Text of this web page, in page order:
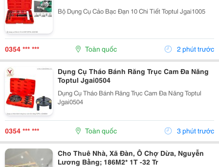
Bộ Dụng Cụ Cảo Bạc Đạn 10 Chi Tiết Toptul Jgai1005
0354 *** *** Toàn quốc 2 phút trước
Dụng Cụ Tháo Bánh Răng Trục Cam Đa Năng
Toptul Jgai0504
Dụng Cụ Tháo Bánh Răng Trục Cam Đa Năng Toptul
Jgai0504
0354 *** *** Toàn quốc 3 phút trước
Cho Thuê Nhà, Xã Đàn, Ô Chợ Dừa, Nguyễn
Lương Bằng; 186M2* 1T -32 Tr